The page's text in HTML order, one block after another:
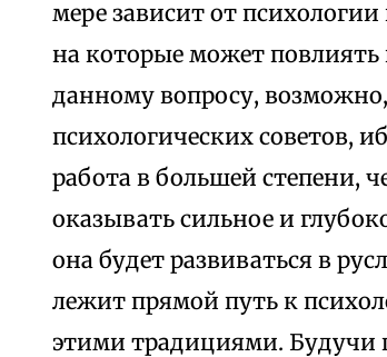
мере зависит от
на которые может
данному вопросу,
психологических советов,
работа в большей степени,
оказывать сильное и
она будет развиваться в
лежит прямой путь к
этими традициями. Будучи